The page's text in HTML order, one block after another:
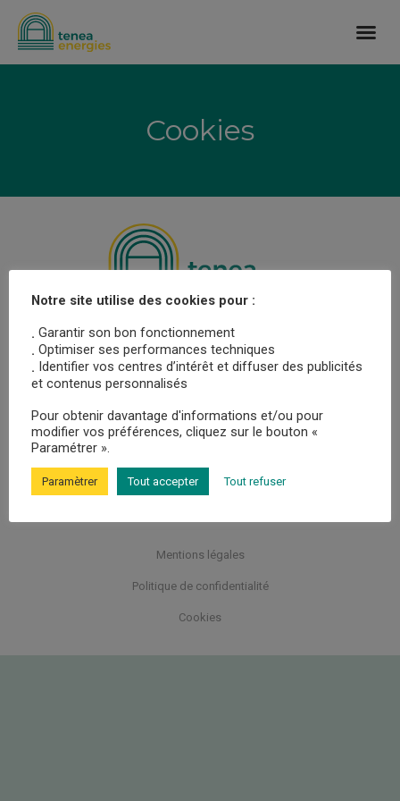
Cookies
QUI SOMMES-NOUS ?
NOTRE MISSION
RÔLES
Mentions légales
Politique de confidentialité
Cookies
Notre site utilise des cookies pour :
. Garantir son bon fonctionnement
. Optimiser ses performances techniques
. Identifier vos centres d’intérêt et diffuser des publicités
et contenus personnalisés
Pour obtenir davantage d'informations et/ou pour
modifier vos préférences, cliquez sur le bouton «
Paramétrer ».
Paramètrer Tout accepter Tout refuser